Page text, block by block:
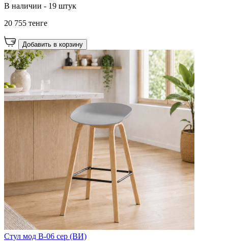
В наличии - 19 штук
20 755 тенге
Добавить в корзину
Стул мод B-06 сер (ВИ)